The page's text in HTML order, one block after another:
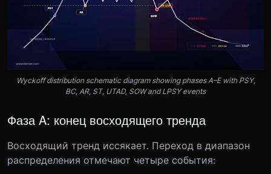
Wyckoff distribution schematic diagram showing phases A–E with PSY,
BC, AR, ST, UTAD, SOW and LPSY events
Фаза A: конец восходящего тренда
Восходящий тренд иссякает. Переход в диапазон
распределения отмечают четыре события: